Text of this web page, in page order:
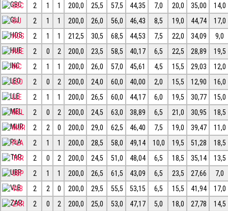
GBC
2 1 1 200,0 25,5 57,5 44,35 7,0 20,0 35,00
14,0
GIJ
2 1 1 200,0 26,0 56,0 46,43 8,5 19,0 44,74
17,0
HOS
2 1 1 212,5 30,5 68,5 44,53 7,5 22,0 34,09
9,0
HUE
2 0 2 200,0 23,5 58,5 40,17 6,5 22,5 28,89
19,5
INC
2 1 1 200,0 26,0 57,0 45,61 4,5 15,5 29,03
12,0
LEO
2 0 2 200,0 24,0 60,0 40,00 2,0 15,5 12,90
16,0
LLE
2 1 1 200,0 26,5 60,0 44,17 6,0 19,5 30,77
15,0
MEL
2 0 2 200,0 24,5 63,0 38,89 6,5 21,0 30,95
18,5
MUR
2 2 0 200,0 29,0 62,5 46,40 7,5 19,0 39,47
11,0
PLA
2 1 1 200,0 28,5 58,0 49,14 10,0 19,5 51,28
18,5
TAR
2 0 2 200,0 24,5 51,0 48,04 6,5 18,5 35,14
13,5
UBP
2 1 1 200,0 26,5 61,5 43,09 6,5 23,5 27,66
7,0
VLB
2 2 0 200,0 29,5 55,5 53,15 6,5 15,5 41,94
17,0
ZAR
2 0 2 200,0 25,0 53,0 47,17 5,0 18,0 27,78 14,5